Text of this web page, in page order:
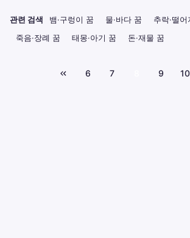
관련 검색 뱀·구렁이 꿈 물·바다 꿈
추락·떨
죽음·장례 꿈
태몽·아기 꿈 돈·재물 꿈
6 7 9 10